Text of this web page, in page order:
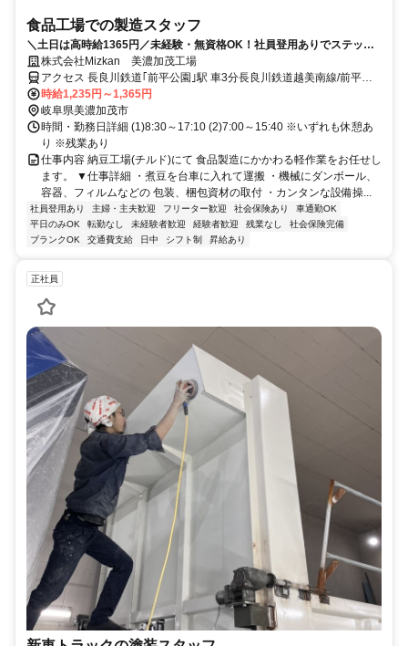
食品工場での製造スタッフ
＼土日は高時給1365円／未経験・無資格OK！社員登用ありでステップ
UPも◎【評価による昇給あり】
株式会社Mizkan 美濃加茂工場
アクセス 長良川鉄道｢前平公園｣駅 車3分長良川鉄道越美南線/前平公
園駅 JR高山本線/美濃太田駅
時給1,235円～1,365円
岐阜県美濃加茂市
時間・勤務日詳細 (1)8:30～17:10 (2)7:00～15:40 ※いずれも休憩あ
り ※残業あり
仕事内容 納豆工場(チルド)にて 食品製造にかかわる軽作業をお任せし
ます。 ▼仕事詳細 ・煮豆を台車に入れて運搬 ・機械にダンボール、
容器、フィルムなどの 包装、梱包資材の取付 ・カンタンな設備操...
社員登用あり 主婦・主夫歓迎 フリーター歓迎 社会保険あり
車通勤OK
平日のみOK
転勤なし 未経験者歓迎 経験者歓迎 残業なし
社会保険完備
ブランクOK
交通費支給 日中 シフト制 昇給あり
正社員